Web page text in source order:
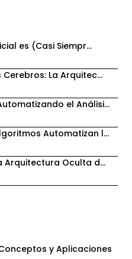
es (Casi Siempr...
La Arquitec...
el Análisi...
Automatizan l...
Arquitectura Oculta d...
y Aplicaciones